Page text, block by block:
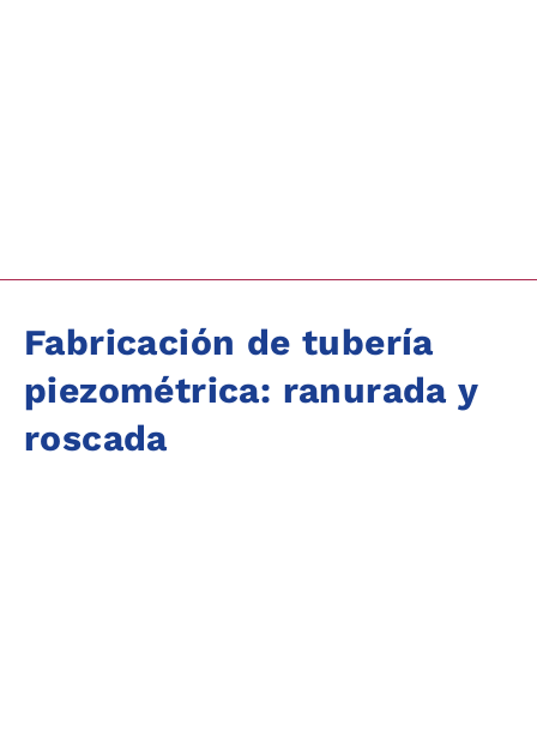
Fabricación de tubería
piezométrica: ranurada y
roscada